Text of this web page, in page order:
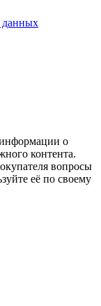
данных
о
контента.
вопросы
её по своему